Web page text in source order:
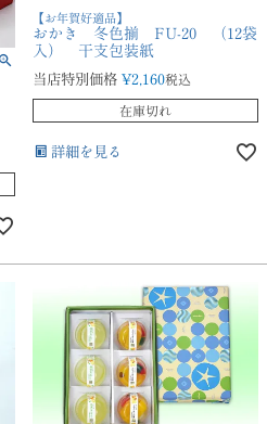
【お年賀好適品】
おかき 冬色揃 FU-20 （12袋
入） 干支包装紙
当店特別価格 ¥2,160税込
在庫切れ
詳細を見る